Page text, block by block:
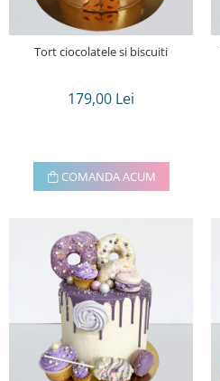
Tort ciocolatele si biscuiti
179,00 Lei
COMANDA ACUM